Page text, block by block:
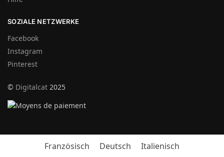
SOZIALE NETZWERKE
Facebook
Instagram
Pinterest
© Digitalcat 2025
Französisch Deutsch Italienisch